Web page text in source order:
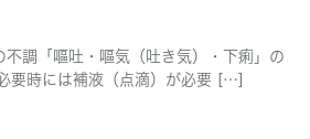
調「嘔吐・嘔気（吐き気）・下痢」の
要時には補液（点滴）が必要 […]